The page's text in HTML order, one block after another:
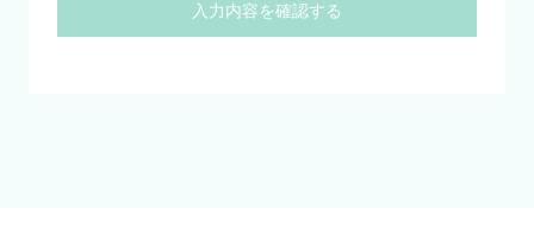
入力内容を確認する